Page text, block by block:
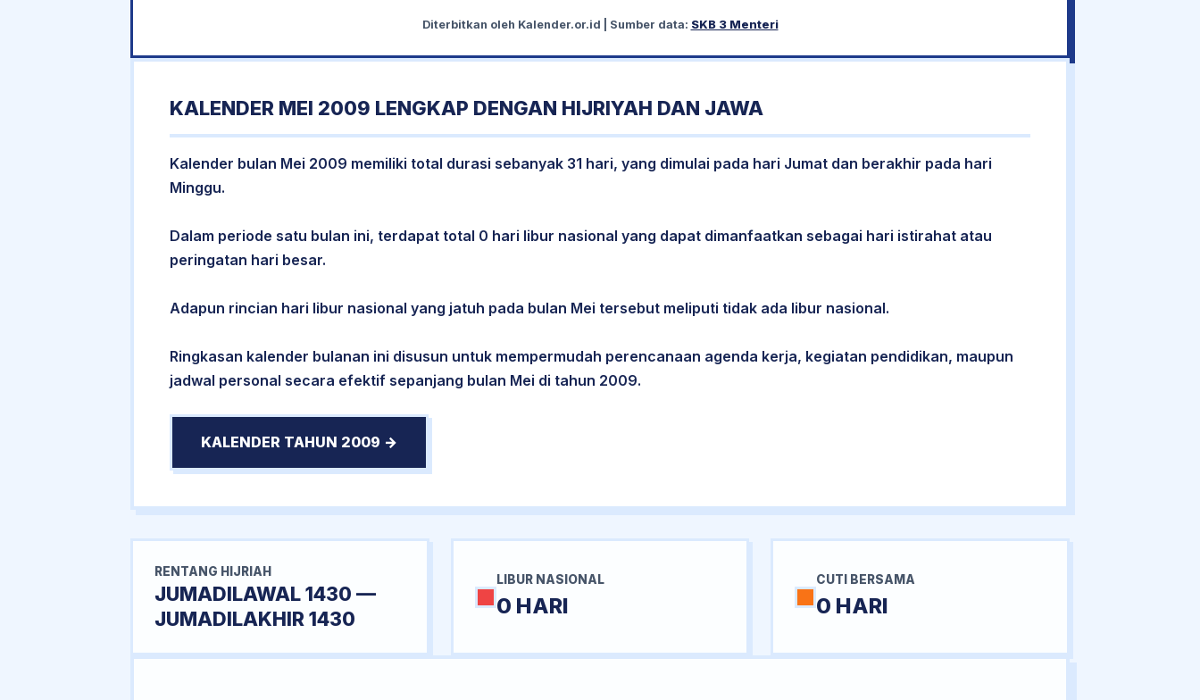
Diterbitkan oleh Kalender.or.id | Sumber data: SKB 3 Menteri
KALENDER MEI 2009 LENGKAP DENGAN HIJRIYAH DAN JAWA
Kalender bulan Mei 2009 memiliki total durasi sebanyak 31 hari, yang dimulai pada hari Jumat dan berakhir pada hari
Minggu.
Dalam periode satu bulan ini, terdapat total 0 hari libur nasional yang dapat dimanfaatkan sebagai hari istirahat atau
peringatan hari besar.
Adapun rincian hari libur nasional yang jatuh pada bulan Mei tersebut meliputi tidak ada libur nasional.
Ringkasan kalender bulanan ini disusun untuk mempermudah perencanaan agenda kerja, kegiatan pendidikan, maupun
jadwal personal secara efektif sepanjang bulan Mei di tahun 2009.
KALENDER TAHUN 2009 →
RENTANG HIJRIAH
JUMADILAWAL 1430 —
JUMADILAKHIR 1430
LIBUR NASIONAL
0 HARI
CUTI BERSAMA
0 HARI